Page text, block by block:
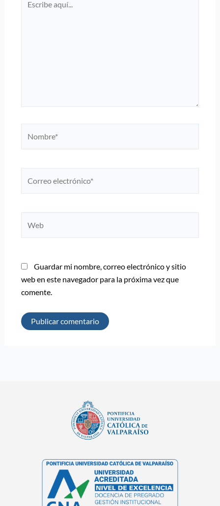
aquí...
electrónico*
Guardar mi nombre, correo electrónico y sitio
web en este navegador para la próxima vez que
comente.